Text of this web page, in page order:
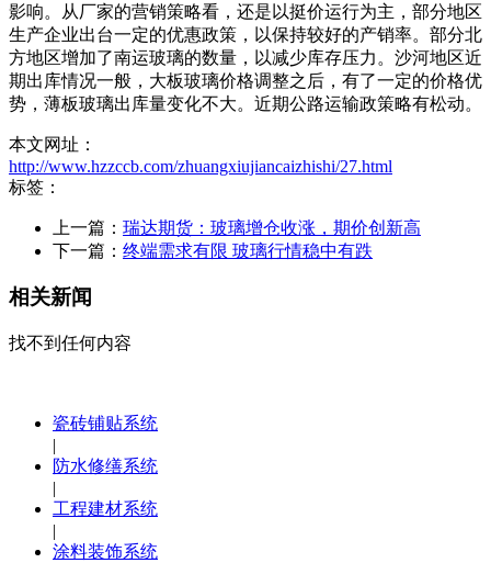
影响。从厂家的营销策略看，还是以挺价运行为主，部分地区
生产企业出台一定的优惠政策，以保持较好的产销率。部分北
方地区增加了南运玻璃的数量，以减少库存压力。沙河地区近
期出库情况一般，大板玻璃价格调整之后，有了一定的价格优
势，薄板玻璃出库量变化不大。近期公路运输政策略有松动。
本文网址：
http://www.hzzccb.com/zhuangxiujiancaizhishi/27.html
标签：
上一篇： 瑞达期货：玻璃增仓收涨，期价创新高
下一篇： 终端需求有限 玻璃行情稳中有跌
相关新闻
找不到任何内容
瓷砖铺贴系统
|
防水修缮系统
|
工程建材系统
|
涂料装饰系统